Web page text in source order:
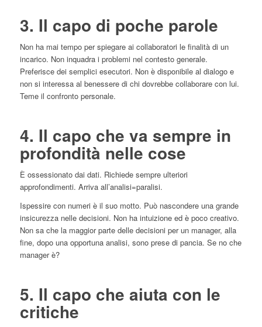
3. Il capo di poche parole
Non ha mai tempo per spiegare ai collaboratori le finalità di un
incarico. Non inquadra i problemi nel contesto generale.
Preferisce dei semplici esecutori. Non è disponibile al dialogo e
non si interessa al benessere di chi dovrebbe collaborare con lui.
Teme il confronto personale.
4. Il capo che va sempre in
profondità nelle cose
È ossessionato dai dati. Richiede sempre ulteriori
approfondimenti. Arriva all’analisi=paralisi.
Ispessire con numeri è il suo motto. Può nascondere una grande
insicurezza nelle decisioni. Non ha intuizione ed è poco creativo.
Non sa che la maggior parte delle decisioni per un manager, alla
fine, dopo una opportuna analisi, sono prese di pancia. Se no che
manager è?
5. Il capo che aiuta con le
critiche